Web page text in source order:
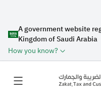
A government website
Kingdom of Saudi Arabia
How you know?